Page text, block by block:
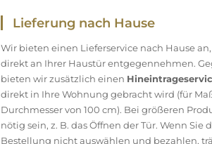
Lieferung nach Hause
Wir bieten einen Lieferservice nach Hause
direkt an Ihrer Haustür entgegennehmen.
bieten wir zusätzlich einen
direkt in Ihre Wohnung gebracht wird (für
Durchmesser von 100 cm). Bei größeren
nötig sein, z. B. das Öffnen der Tür. Wenn Sie
Bestellung nicht auswählen und bezahlen,